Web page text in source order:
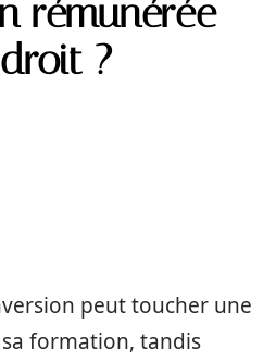
rémunérée
?
peut toucher une
formation, tandis